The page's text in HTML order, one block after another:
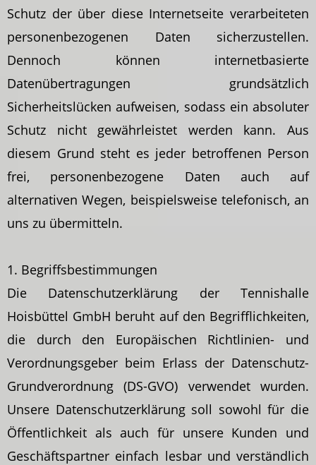
Schutz der über diese Internetseite verarbeiteten
personenbezogenen Daten sicherzustellen.
Dennoch können internetbasierte
Datenübertragungen grundsätzlich
Sicherheitslücken aufweisen, sodass ein absoluter
Schutz nicht gewährleistet werden kann. Aus
diesem Grund steht es jeder betroffenen Person
frei, personenbezogene Daten auch auf
alternativen Wegen, beispielsweise telefonisch, an
uns zu übermitteln.
1. Begriffsbestimmungen
Die Datenschutzerklärung der Tennishalle
Hoisbüttel GmbH beruht auf den Begrifflichkeiten,
die durch den Europäischen Richtlinien- und
Verordnungsgeber beim Erlass der Datenschutz-
Grundverordnung (DS-GVO) verwendet wurden.
Unsere Datenschutzerklärung soll sowohl für die
Öffentlichkeit als auch für unsere Kunden und
Geschäftspartner einfach lesbar und verständlich